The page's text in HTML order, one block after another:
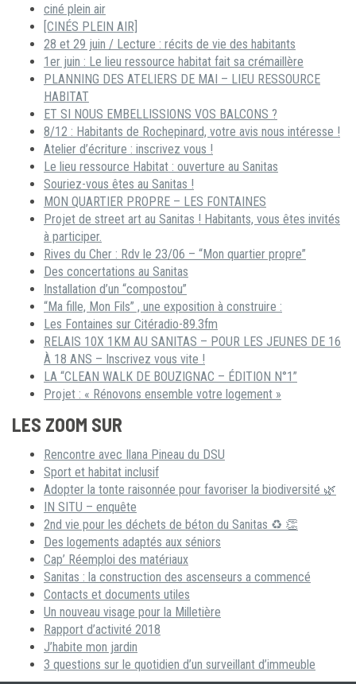
ciné plein air
[CINÉS PLEIN AIR]
28 et 29 juin / Lecture : récits de vie des habitants
1er juin : Le lieu ressource habitat fait sa crémaillère
PLANNING DES ATELIERS DE MAI – LIEU RESSOURCE
HABITAT
ET SI NOUS EMBELLISSIONS VOS BALCONS ?
8/12 : Habitants de Rochepinard, votre avis nous intéresse !
Atelier d’écriture : inscrivez vous !
Le lieu ressource Habitat : ouverture au Sanitas
Souriez-vous êtes au Sanitas !
MON QUARTIER PROPRE – LES FONTAINES
Projet de street art au Sanitas ! Habitants, vous êtes invités
à participer.
Rives du Cher : Rdv le 23/06 – “Mon quartier propre”
Des concertations au Sanitas
Installation d’un “compostou”
“Ma fille, Mon Fils” , une exposition à construire :
Les Fontaines sur Citéradio-89.3fm
RELAIS 10X 1KM AU SANITAS – POUR LES JEUNES DE 16
À 18 ANS – Inscrivez vous vite !
LA “CLEAN WALK DE BOUZIGNAC – ÉDITION N°1”
Projet : « Rénovons ensemble votre logement »
LES ZOOM SUR
Rencontre avec Ilana Pineau du DSU
Sport et habitat inclusif
Adopter la tonte raisonnée pour favoriser la biodiversité 🌿
IN SITU – enquête
2nd vie pour les déchets de béton du Sanitas ♻ 👏
Des logements adaptés aux séniors
Cap’ Réemploi des matériaux
Sanitas : la construction des ascenseurs a commencé
Contacts et documents utiles
Un nouveau visage pour la Milletière
Rapport d’activité 2018
J’habite mon jardin
3 questions sur le quotidien d’un surveillant d’immeuble